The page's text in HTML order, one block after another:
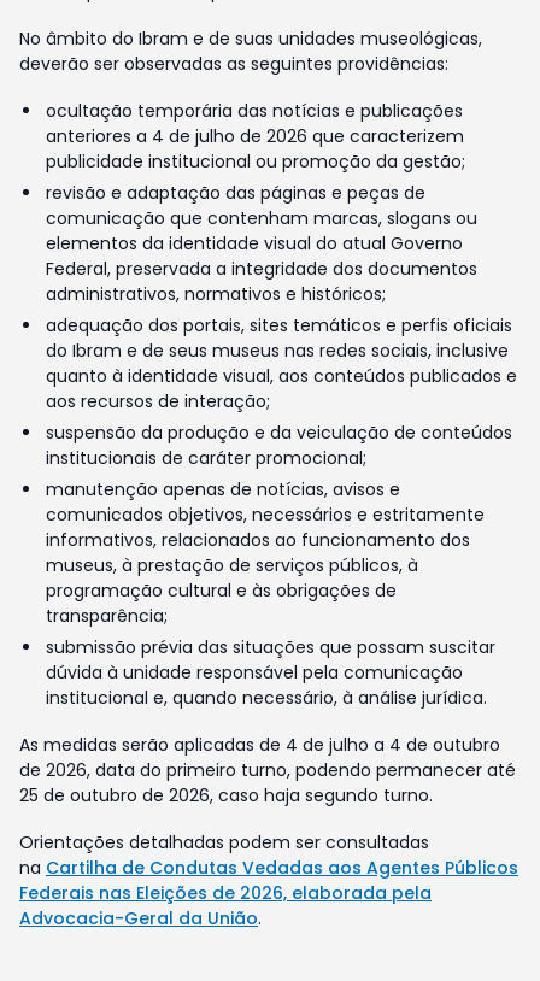
No âmbito do Ibram e de suas unidades museológicas,
deverão ser observadas as seguintes providências:
ocultação temporária das notícias e publicações
anteriores a 4 de julho de 2026 que caracterizem
publicidade institucional ou promoção da gestão;
revisão e adaptação das páginas e peças de
comunicação que contenham marcas, slogans ou
elementos da identidade visual do atual Governo
Federal, preservada a integridade dos documentos
administrativos, normativos e históricos;
adequação dos portais, sites temáticos e perfis oficiais
do Ibram e de seus museus nas redes sociais, inclusive
quanto à identidade visual, aos conteúdos publicados e
aos recursos de interação;
suspensão da produção e da veiculação de conteúdos
institucionais de caráter promocional;
manutenção apenas de notícias, avisos e
comunicados objetivos, necessários e estritamente
informativos, relacionados ao funcionamento dos
museus, à prestação de serviços públicos, à
programação cultural e às obrigações de
transparência;
submissão prévia das situações que possam suscitar
dúvida à unidade responsável pela comunicação
institucional e, quando necessário, à análise jurídica.
As medidas serão aplicadas de 4 de julho a 4 de outubro
de 2026, data do primeiro turno, podendo permanecer até
25 de outubro de 2026, caso haja segundo turno.
Orientações detalhadas podem ser consultadas
na Cartilha de Condutas Vedadas aos Agentes Públicos
Federais nas Eleições de 2026, elaborada pela
Advocacia-Geral da União.